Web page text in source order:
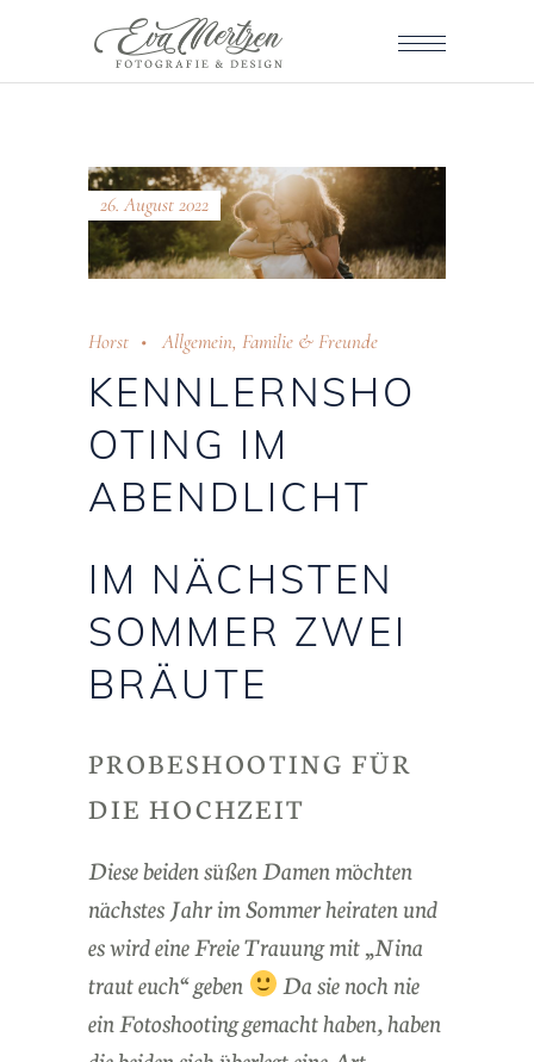
26. August 2022
Horst Allgemein, Familie & Freunde
KENNLERNSHO
OTING IM
ABENDLICHT
IM NÄCHSTEN
SOMMER ZWEI
BRÄUTE
PROBESHOOTING FÜR
DIE HOCHZEIT
Diese beiden süßen Damen möchten
nächstes Jahr im Sommer heiraten und
es wird eine Freie Trauung mit „Nina
traut euch“ geben
Da sie noch nie
ein Fotoshooting gemacht haben, haben